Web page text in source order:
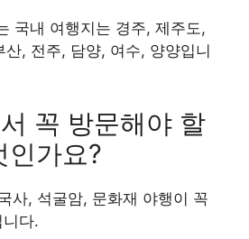
국내 여행지는 경주, 제주도,
, 전주, 담양, 여수, 양양입니
꼭 방문해야 할
인가요?
사, 석굴암, 문화재 야행이 꼭
다.